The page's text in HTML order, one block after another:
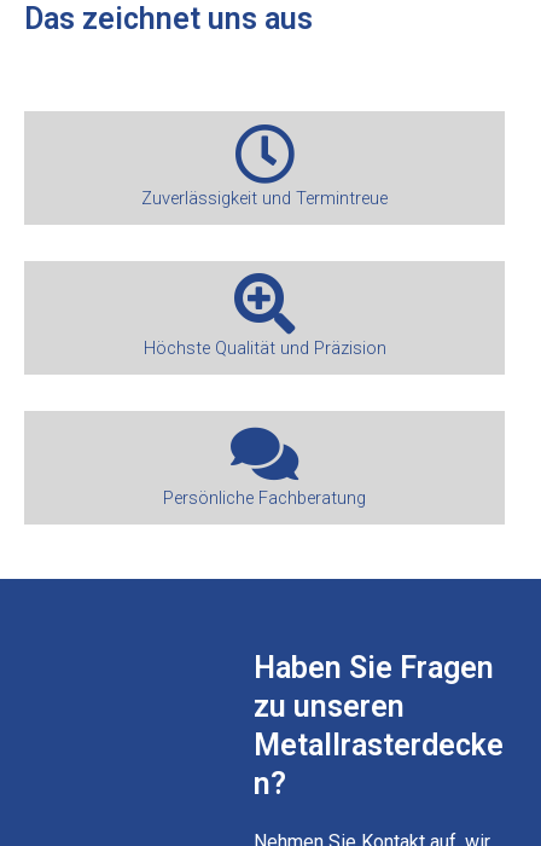
Das zeichnet uns aus
Zuverlässigkeit und Termintreue
Höchste Qualität und Präzision
Persönliche Fachberatung
Haben Sie Fragen
zu unseren
Metallrasterdecke
n?